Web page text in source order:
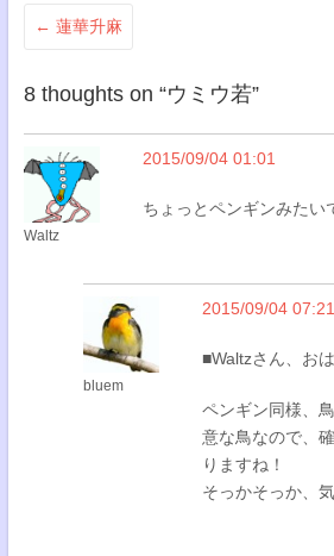
← 蓮華升麻
8 thoughts on “ウミウ若”
Waltz
2015/09/04 01:01
ちょっとペンギンみたい
bluem
2015/09/04 07:21
■Waltzさん、お
ペンギン同様、
意な鳥なので、
りますね！
そっかそっか、